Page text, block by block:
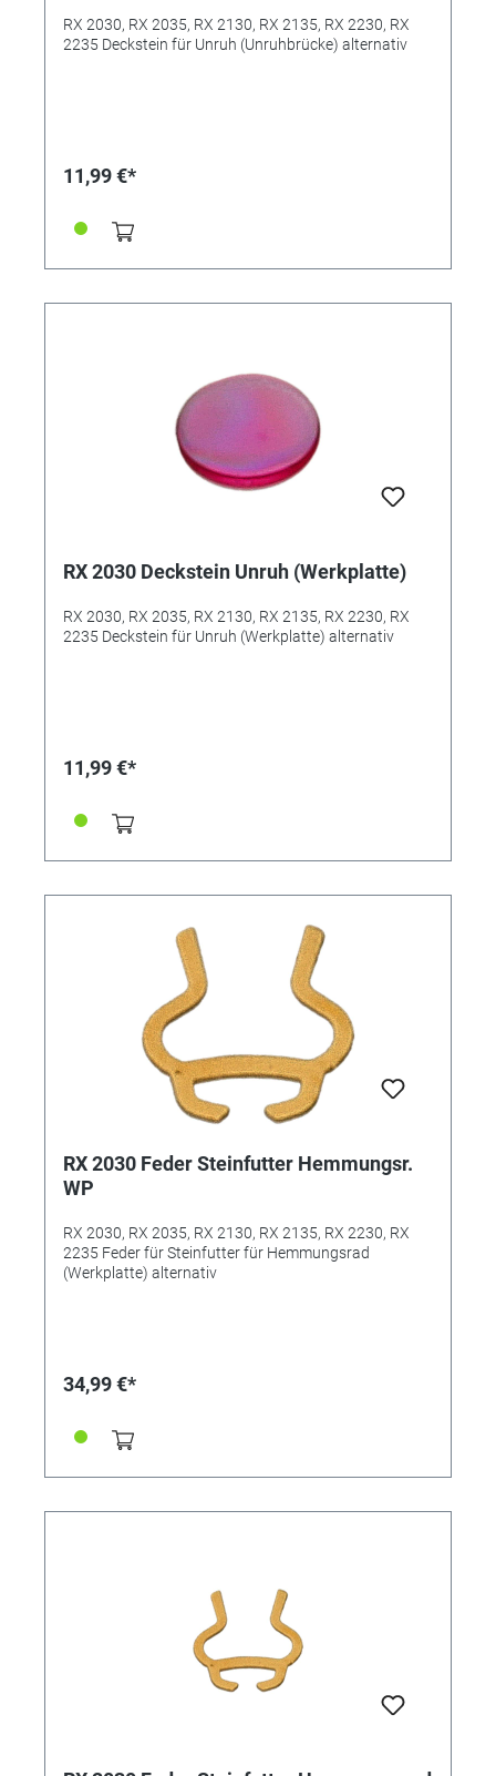
RX 2030, RX 2035, RX 2130, RX 2135, RX 2230, RX
2235 Deckstein für Unruh (Unruhbrücke) alternativ
11,99 €*
RX 2030 Deckstein Unruh (Werkplatte)
RX 2030, RX 2035, RX 2130, RX 2135, RX 2230, RX
2235 Deckstein für Unruh (Werkplatte) alternativ
11,99 €*
RX 2030 Feder Steinfutter Hemmungsr.
WP
RX 2030, RX 2035, RX 2130, RX 2135, RX 2230, RX
2235 Feder für Steinfutter für Hemmungsrad
(Werkplatte) alternativ
34,99 €*